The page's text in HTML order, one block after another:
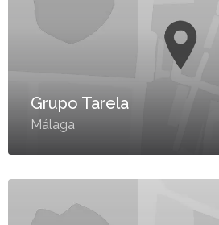
Grupo Tarela
Málaga